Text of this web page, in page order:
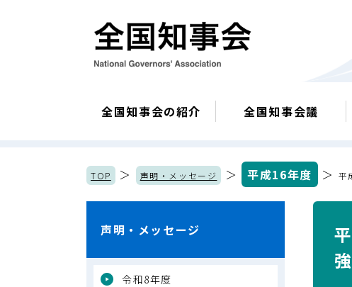
全国知事会の紹介 全国知事会議
TOP ＞ 声明・メッセージ ＞ 平成16年度 ＞ 平
声明・メッセージ
令和8年度